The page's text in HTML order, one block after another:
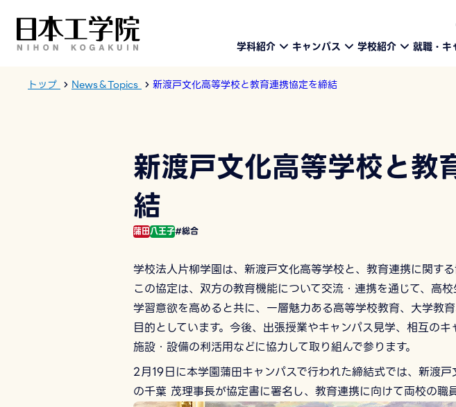
この
学科紹介 キャンパス 学校紹介 就職・キ
トップ News＆Topics 新渡戸文化高等学校と教育連携協定を締結
新渡戸文化高等学校と教
結
蒲田八王子#総合
学校法⼈⽚柳学園は、新渡戸文化高等学校と、教育連携に関する
この協定は、双⽅の教育機能について交流・連携を通じて、⾼
学習意欲を⾼めると共に、⼀層魅⼒ある⾼等学校教育、⼤学教
⽬的としています。今後、出張授業やキャンパス⾒学、相互のキ
施設・設備の利活⽤などに協⼒して取り組んで参ります。
2⽉19⽇に本学園蒲⽥キャンパスで⾏われた締結式では、新渡
の千葉 茂理事⻑が協定書に署名し、教育連携に向けて両校の職